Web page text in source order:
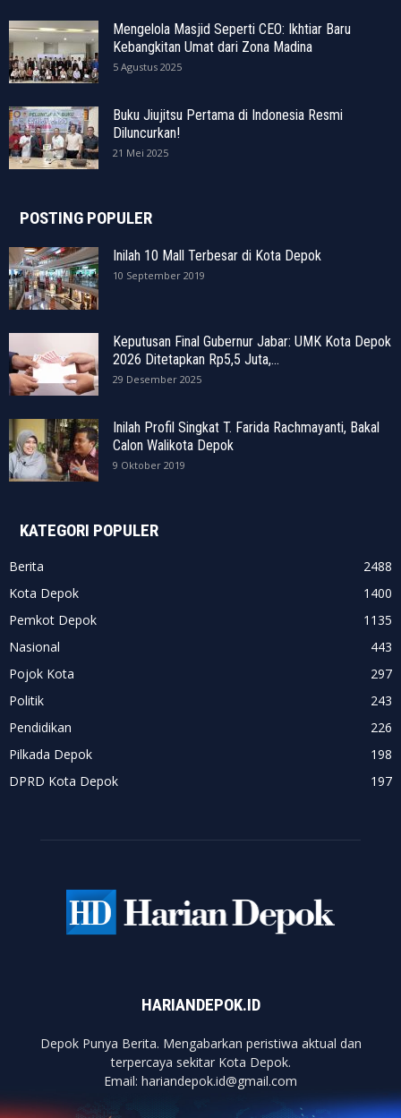
Mengelola Masjid Seperti CEO: Ikhtiar Baru
Kebangkitan Umat dari Zona Madina
5 Agustus 2025
Buku Jiujitsu Pertama di Indonesia Resmi
Diluncurkan!
21 Mei 2025
POSTING POPULER
Inilah 10 Mall Terbesar di Kota Depok
10 September 2019
Keputusan Final Gubernur Jabar: UMK Kota Depok
2026 Ditetapkan Rp5,5 Juta,...
29 Desember 2025
Inilah Profil Singkat T. Farida Rachmayanti, Bakal
Calon Walikota Depok
9 Oktober 2019
KATEGORI POPULER
Berita
2488
Kota Depok
1400
Pemkot Depok
1135
Nasional
443
Pojok Kota
297
Politik
243
Pendidikan
226
Pilkada Depok
198
DPRD Kota Depok
197
HARIANDEPOK.ID
Depok Punya Berita. Mengabarkan peristiwa aktual dan
terpercaya sekitar Kota Depok.
Email: hariandepok.id@gmail.com